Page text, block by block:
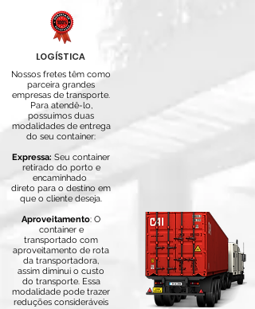
LOGÍSTICA
Nossos fretes têm como
parceira grandes
empresas de transporte.
Para atendê-lo,
possuímos duas
modalidades de entrega
do seu container:
Expressa: Seu container
retirado do porto e
encaminhado
direto para o destino em
que o cliente deseja.
Aproveitamento: O
container e
transportado com
aproveitamento de rota
da transportadora,
assim diminui o custo
do transporte. Essa
modalidade pode trazer
reduções consideráveis